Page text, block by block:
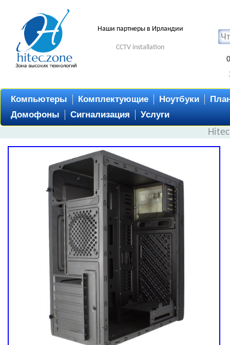
Наши партнеры в Ирландии
CCTV installation
Компьютеры Комплектующие Ноутбуки
Домофоны
Сигнализация Услуги